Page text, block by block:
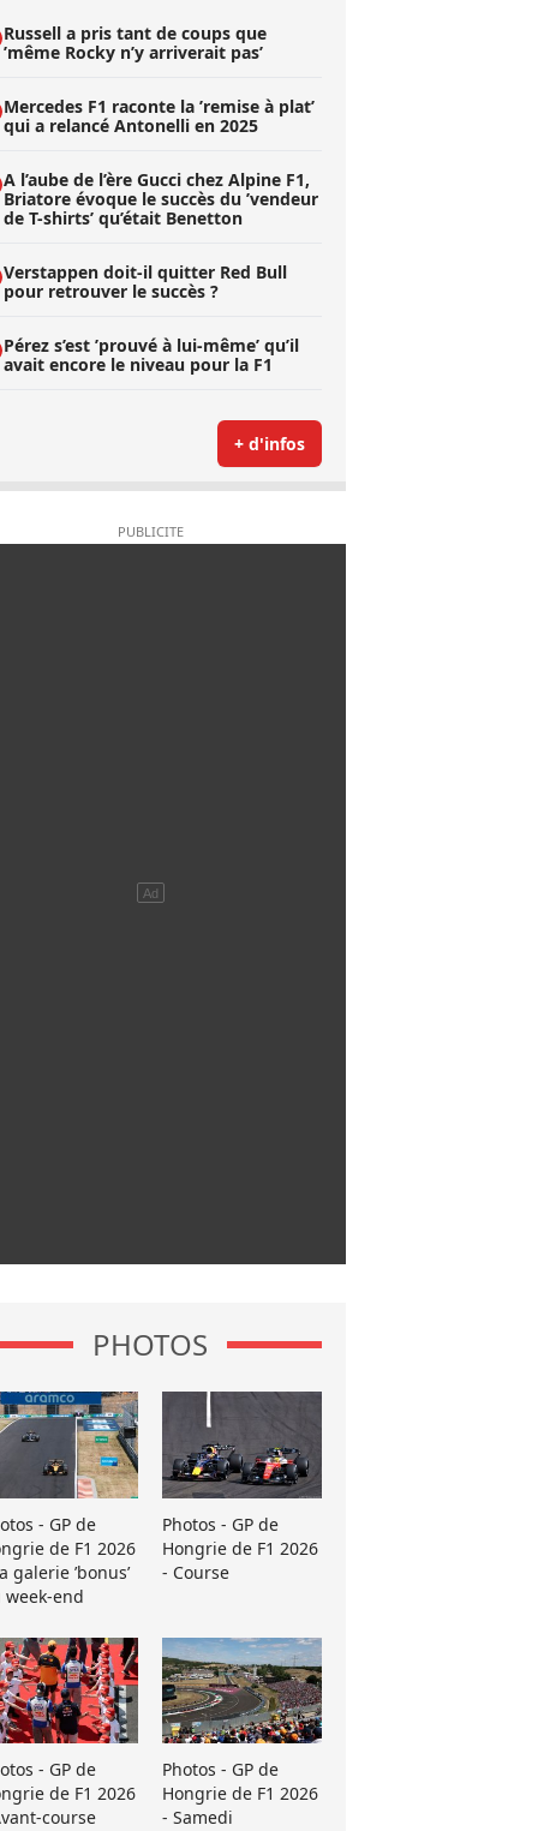
Russell a pris tant de coups que
’même Rocky n’y arriverait pas’
Mercedes F1 raconte la ’remise à plat’
qui a relancé Antonelli en 2025
A l’aube de l’ère Gucci chez Alpine F1,
Briatore évoque le succès du ’vendeur
de T-shirts’ qu’était Benetton
Verstappen doit-il quitter Red Bull
pour retrouver le succès ?
Pérez s’est ’prouvé à lui-même’ qu’il
avait encore le niveau pour la F1
+ d'infos
PHOTOS
- GP de
de F1 2026
galerie ’bonus’
week-end
Photos - GP de
Hongrie de F1 2026
- Course
- GP de
de F1 2026
course
Photos - GP de
Hongrie de F1 2026
- Samedi